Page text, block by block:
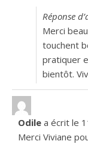
Réponse
Merci
touchent
pratiquer
bientôt.
Odile a écrit le
Merci Viviane